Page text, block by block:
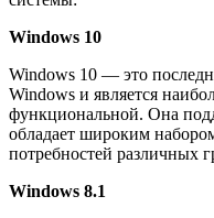
Windows 10
Windows 10 — это
Windows и является
функциональной. Она
обладает широким
потребностей различных
Windows 8.1